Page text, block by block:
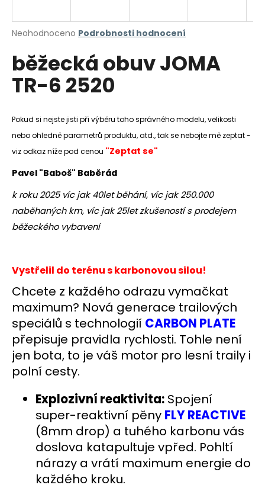
Průměrné
produktu
je
0,0
Neohodnoceno Podrobnosti hodnocení
běžecká obuv JOMA
TR-6 2520
Pokud si nejste jisti při výběru toho správného modelu, velikosti
nebo ohledně parametrů produktu, atd., tak se nebojte mě zeptat -
viz odkaz níže pod cenou "Zeptat se"
Pavel "Baboš" Baběrád
k roku 2025 víc jak 40let běhání, víc jak 250.000
naběhaných km, víc jak 25let zkušeností s prodejem
běžeckého vybavení
Vystřelil do terénu s karbonovou silou!
Chcete z každého odrazu vymačkat
maximum? Nová generace trailových
speciálů s technologií CARBON PLATE
přepisuje pravidla rychlosti. Tohle není
jen bota, to je váš motor pro lesní traily i
polní cesty.
Explozivní reaktivita: Spojení
super-reaktivní pěny FLY REACTIVE
(8mm drop) a tuhého karbonu vás
doslova katapultuje vpřed. Pohltí
nárazy a vrátí maximum energie do
každého kroku.
j
t
?
HLEDAT
D
o
p
o
č
j
e
m
e
BĚŽECKÁ
OBUV
R.6000
Původně: